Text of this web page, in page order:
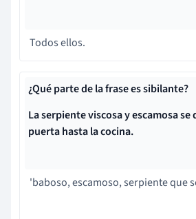
Todos ellos.
¿Qué parte de la frase es sibilante?
La serpiente viscosa y escamosa se
puerta hasta la cocina.
'baboso, escamoso, serpiente que